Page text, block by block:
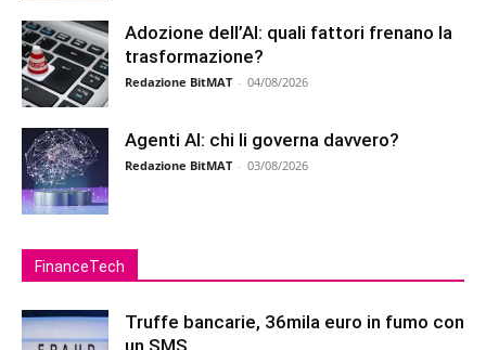
Adozione dell’AI: quali fattori frenano la
trasformazione?
Redazione BitMAT - 04/08/2026
Agenti AI: chi li governa davvero?
Redazione BitMAT - 03/08/2026
FinanceTech
Truffe bancarie, 36mila euro in fumo con